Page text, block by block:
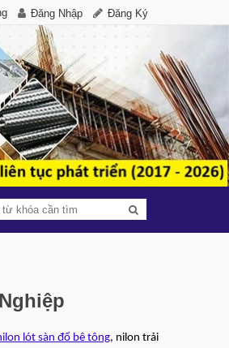
Đăng Nhập Đăng Ký
lót sàn đổ bê tông, nilon trải